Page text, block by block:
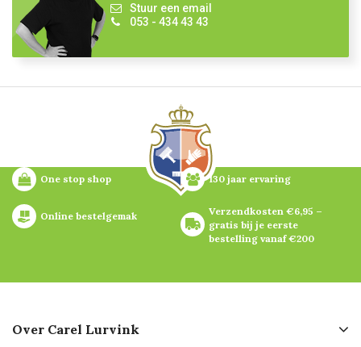
Stuur een email
053 - 434 43 43
One stop shop 130 jaar ervaring
Online bestelgemak
Verzendkosten €6,95 –
gratis bij je eerste
bestelling vanaf €200
Over Carel Lurvink